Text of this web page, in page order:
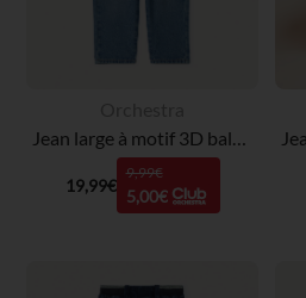
Jean large à motif 3D baleine pour bébé garçon
19,99€
9,99€
5,00€